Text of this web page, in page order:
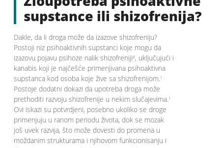
supstance ili shizofrenija?
Dakle, da li droga može da izazove shizofreniju?
Postoji niz psihoaktivnih supstanci koje mogu da
izazovu pojavu psihoze nalik shizofreniji8, uključujući i
kanabis koji je najčešće primenjivana psihoaktivna
supstanca kod osoba koje žive sa shizofrenijom.1
Postoje dodatni dokazi da upotreba droga može
prethoditi razvoju shizofrenije u nekim slučajevima.1
Ovi iskazi su potvrdjeni, posebno ukoliko se droge
primenjuju u ranom periodu života, dok se mozak
još uvek razvija, što može dovesti do promena u
moždanim strukturama i njihovom funkcionisanju i